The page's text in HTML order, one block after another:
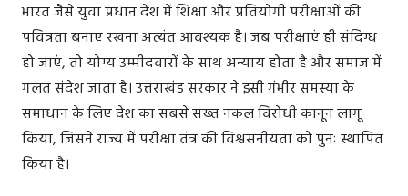
भारत जैसे युवा प्रधान देश में शिक्षा और प्रतियोगी परीक्षाओं की
पवित्रता बनाए रखना अत्यंत आवश्यक है। जब परीक्षाएं ही संदिग्ध
हो जाएं, तो योग्य उम्मीदवारों के साथ अन्याय होता है और समाज में
गलत संदेश जाता है। उत्तराखंड सरकार ने इसी गंभीर समस्या के
समाधान के लिए देश का सबसे सख्त नकल विरोधी कानून लागू
किया, जिसने राज्य में परीक्षा तंत्र की विश्वसनीयता को पुनः स्थापित
किया है।